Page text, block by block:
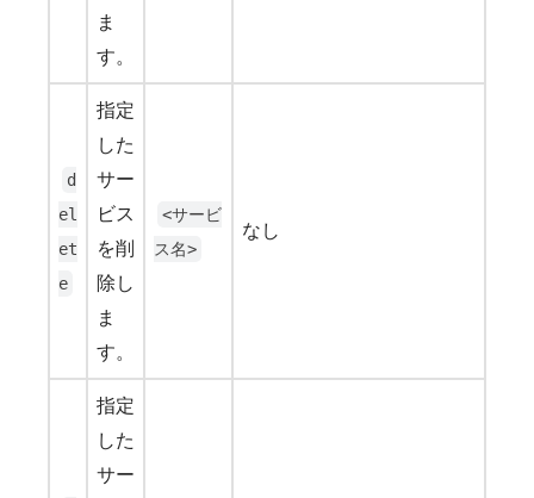
ま
す。
d
el
et
e
指定
した
サー
ビス
を削
除し
ま
す。
<サービ
ス名>
なし
指定
した
サー